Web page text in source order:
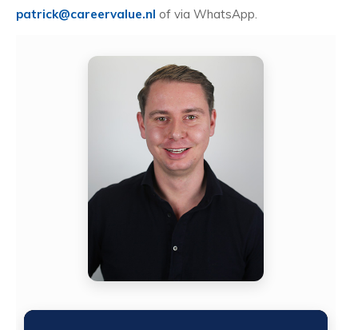
patrick@careervalue.nl of via WhatsApp.